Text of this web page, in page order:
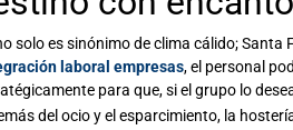
solo es sinónimo de clima cálido;
laboral empresas, el personal
para que, si el grupo lo
del ocio y el esparcimiento, la